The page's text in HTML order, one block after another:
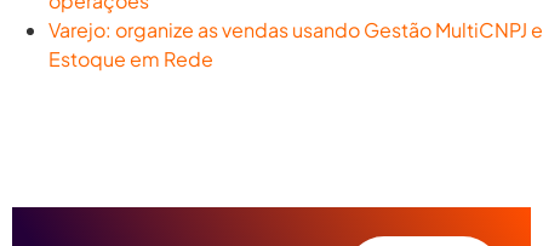
Varejo: organize as vendas usando Gestão MultiCNPJ e
Estoque em Rede